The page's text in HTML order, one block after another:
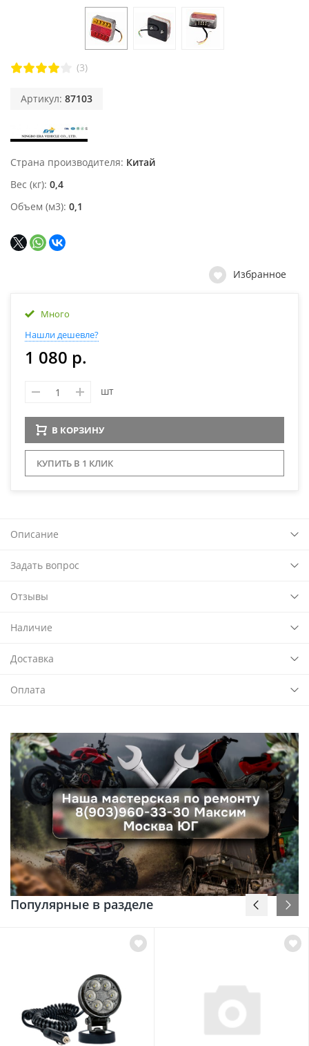
(3)
Артикул: 87103
Страна производителя Китай
Вес (кг) 0,4
Объем (м3) 0,1
Избранное
Много
Нашли дешевле?
1 080 р.
шт
В КОРЗИНУ
КУПИТЬ В 1 КЛИК
Описание
Задать вопрос
Отзывы
Наличие
Доставка
Оплата
Популярные в разделе